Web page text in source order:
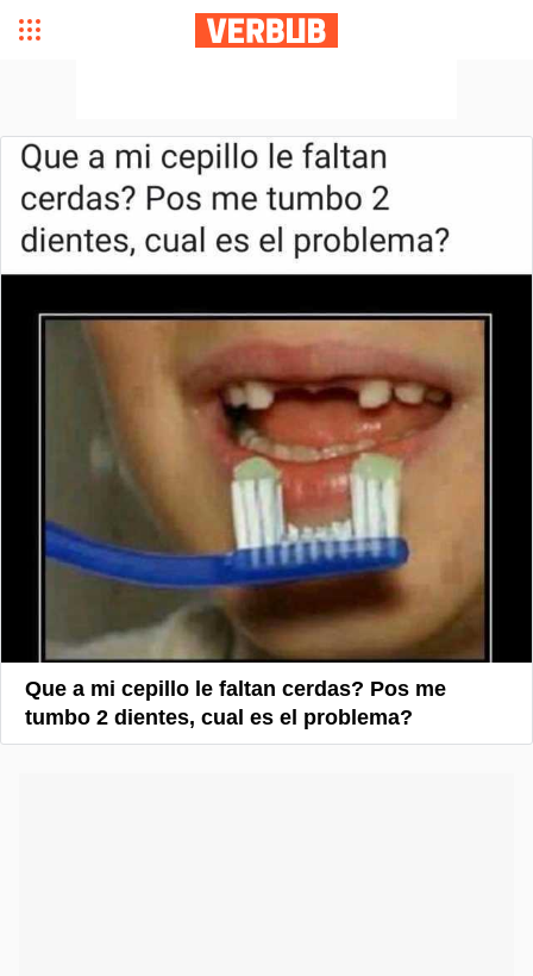
Que a mi cepillo le faltan cerdas? Pos me
tumbo 2 dientes, cual es el problema?